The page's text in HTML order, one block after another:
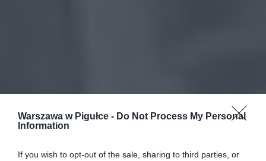
Warszawa w Pigułce - Do Not Process My Personal
Information
If you wish to opt-out of the sale, sharing to third parties, or